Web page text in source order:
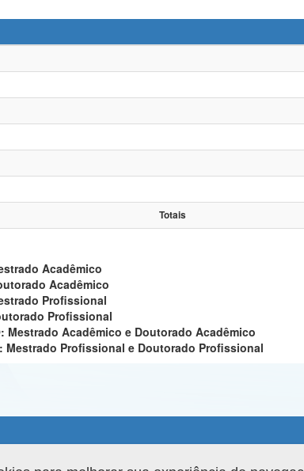
Totais
Acadêmico
Doutorado Acadêmico
Profissional
Profissional
Mestrado Acadêmico e Doutorado Acadêmico
Mestrado Profissional e Doutorado Profissional